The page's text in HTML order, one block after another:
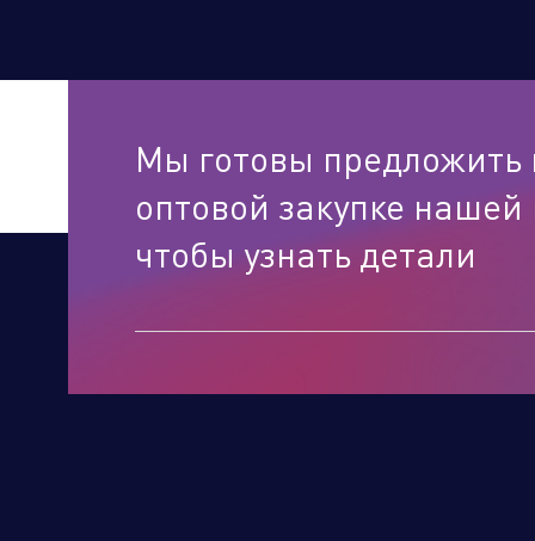
Мы готовы предложить
оптовой закупке
чтобы узнать детали